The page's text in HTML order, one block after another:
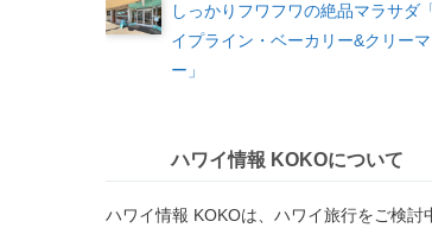
しっかりフワフワの絶品マラサダ
イプライン・ベーカリー&クリーマ
ー」
ハワイ情報 KOKOについて
ハワイ情報 KOKOは、ハワイ旅行をご検討